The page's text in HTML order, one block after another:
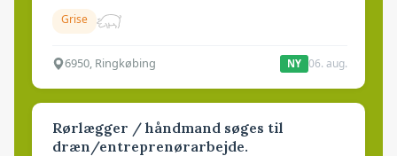
Grise
6950, Ringkøbing NY 06. aug.
Rørlægger / håndmand søges til
dræn/entreprenørarbejde.